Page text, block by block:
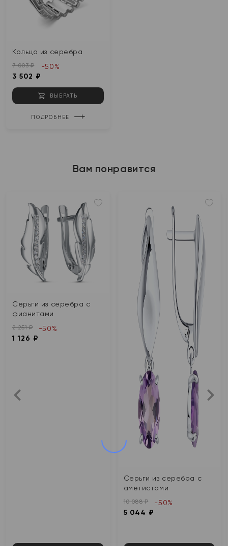
Кольцо из серебра
7 003 ₽
3 502 ₽
-50%
ВЫБРАТЬ
ПОДРОБНЕЕ
Вам понравится
Серьги из серебра с
фианитами
2 251 ₽
1 126 ₽
-50%
Серьги из серебра с
аметистами
10 088 ₽
5 044 ₽
-50%